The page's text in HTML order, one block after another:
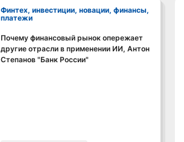
Финтех, инвестиции, новации, финансы,
платежи
Смотреть видео
Почему финансовый рынок опережает
другие отрасли в применении ИИ, Антон
Степанов "Банк России"